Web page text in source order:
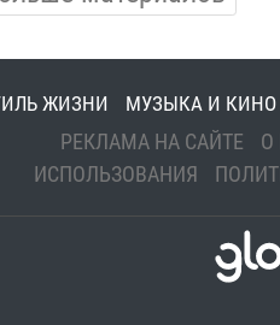
ЖИЗНИ МУЗЫКА И КИНО
РЕКЛАМА НА САЙТЕ О
ИСПОЛЬЗОВАНИЯ